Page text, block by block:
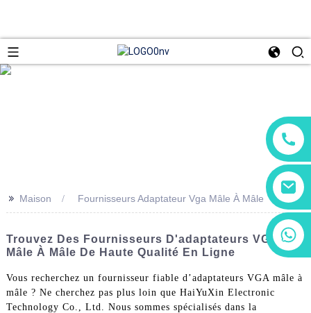
+86 18602095014
>> Maison Fournisseurs Adaptateur Vga Mâle À Mâle
Trouvez Des Fournisseurs D'adaptateurs VGA
Mâle À Mâle De Haute Qualité En Ligne
Vous recherchez un fournisseur fiable d’adaptateurs VGA mâle à
mâle ? Ne cherchez pas plus loin que HaiYuXin Electronic
Technology Co., Ltd. Nous sommes spécialisés dans la